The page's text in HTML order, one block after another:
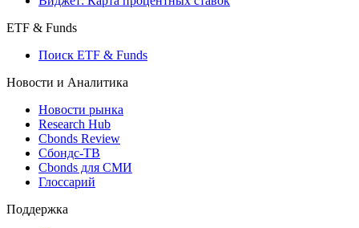
ETF & Funds
Поиск ETF & Funds
Новости и Аналитика
Новости рынка
Research Hub
Cbonds Review
Сбондс-ТВ
Cbonds для СМИ
Глоссарий
Поддержка